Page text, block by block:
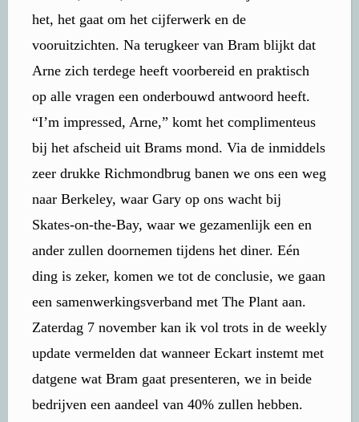
het, het gaat om het cijferwerk en de
vooruitzichten. Na terugkeer van Bram blijkt dat
Arne zich terdege heeft voorbereid en praktisch
op alle vragen een onderbouwd antwoord heeft.
“I’m impressed, Arne,” komt het complimenteus
bij het afscheid uit Brams mond. Via de inmiddels
zeer drukke Richmondbrug banen we ons een weg
naar Berkeley, waar Gary op ons wacht bij
Skates-on-the-Bay, waar we gezamenlijk een en
ander zullen doornemen tijdens het diner. Eén
ding is zeker, komen we tot de conclusie, we gaan
een samenwerkingsverband met The Plant aan.
Zaterdag 7 november kan ik vol trots in de weekly
update vermelden dat wanneer Eckart instemt met
datgene wat Bram gaat presenteren, we in beide
bedrijven een aandeel van 40% zullen hebben.